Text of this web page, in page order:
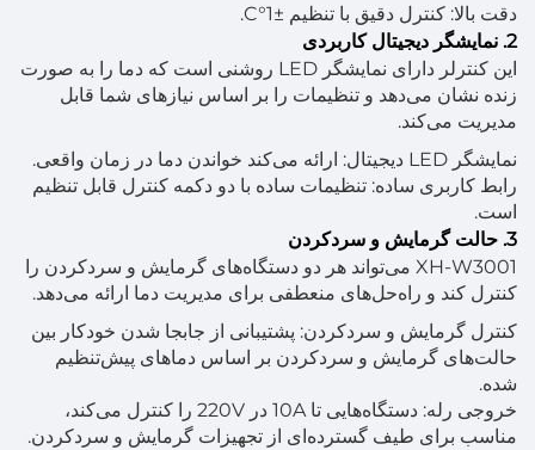
دقت بالا: کنترل دقیق با تنظیم ±1°C.
2. نمایشگر دیجیتال کاربردی
این کنترلر دارای نمایشگر LED روشنی است که دما را به صورت
زنده نشان می‌دهد و تنظیمات را بر اساس نیازهای شما قابل
مدیریت می‌کند.
نمایشگر LED دیجیتال: ارائه می‌کند خواندن دما در زمان واقعی.
رابط کاربری ساده: تنظیمات ساده با دو دکمه کنترل قابل تنظیم
است.
3. حالت گرمایش و سردکردن
XH-W3001 می‌تواند هر دو دستگاه‌های گرمایش و سردکردن را
کنترل کند و راه‌حل‌های منعطفی برای مدیریت دما ارائه می‌دهد.
کنترل گرمایش و سردکردن: پشتیبانی از جابجا شدن خودکار بین
حالت‌های گرمایش و سردکردن بر اساس دماهای پیش‌تنظیم
شده.
خروجی رله: دستگاه‌هایی تا 10A در 220V را کنترل می‌کند،
مناسب برای طیف گسترده‌ای از تجهیزات گرمایش و سردکردن.